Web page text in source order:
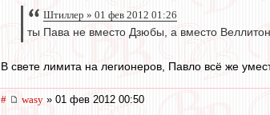
Штиллер » 01 фев 2012 01:26
ты Пава не вместо Дзюбы, а вместо
В свете лимита на легионеров, Павло всё же
# wasy » 01 фев 2012 00:50